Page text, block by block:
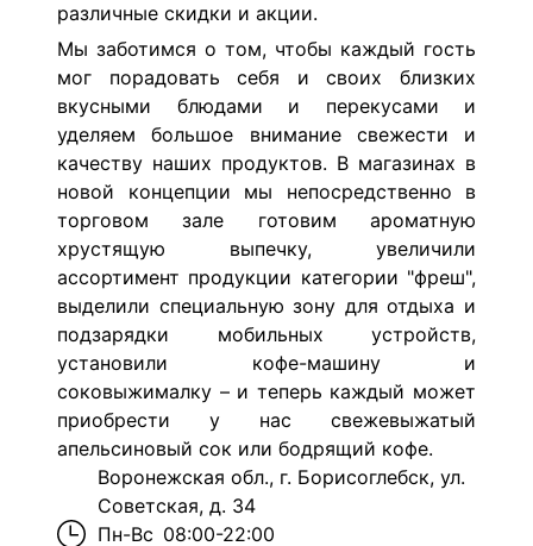
различные скидки и акции.
Мы заботимся о том, чтобы каждый гость
мог порадовать себя и своих близких
вкусными блюдами и перекусами и
уделяем большое внимание свежести и
качеству наших продуктов. В магазинах в
новой концепции мы непосредственно в
торговом зале готовим ароматную
хрустящую выпечку, увеличили
ассортимент продукции категории "фреш",
выделили специальную зону для отдыха и
подзарядки мобильных устройств,
установили кофе-машину и
соковыжималку – и теперь каждый может
приобрести у нас свежевыжатый
апельсиновый сок или бодрящий кофе.
Воронежская обл., г. Борисоглебск, ул.
Советская, д. 34
Пн-Вс 08:00-22:00